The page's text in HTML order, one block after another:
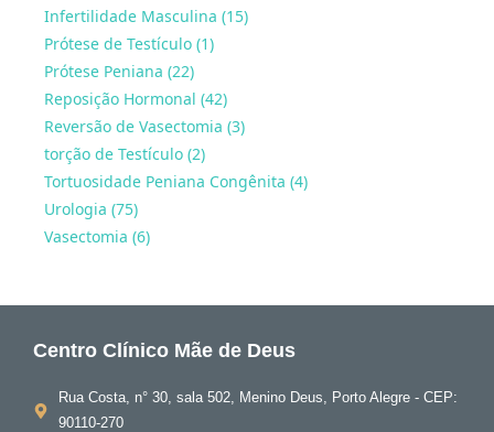
Infertilidade Masculina (15)
Prótese de Testículo (1)
Prótese Peniana (22)
Reposição Hormonal (42)
Reversão de Vasectomia (3)
torção de Testículo (2)
Tortuosidade Peniana Congênita (4)
Urologia (75)
Vasectomia (6)
Centro Clínico Mãe de Deus
Rua Costa, n° 30, sala 502, Menino Deus, Porto Alegre - CEP:
90110-270